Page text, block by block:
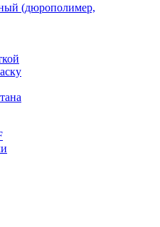
(дюрополимер,